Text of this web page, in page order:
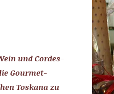
und Cordes-
Gourmet-
Toskana zu